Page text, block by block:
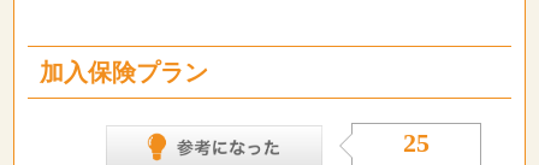
加入保険プラン
25